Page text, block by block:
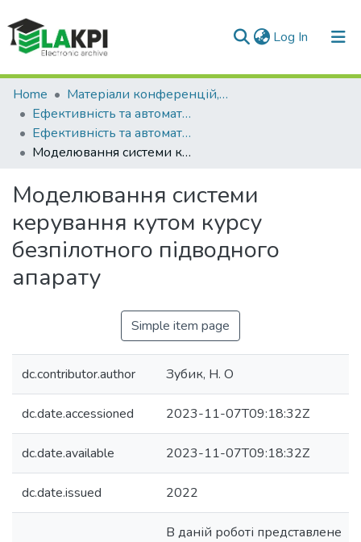
Log In (current)
Communities & Collections
All of DSpace
Statistics
Home
Матеріали конференцій, семінарів і т.п.
Ефективність та автоматизація інженерних рішень у приладобудуванні
Ефективність та автоматизація інженерних рішень у приладобудуванні (18 ; 2022 ; Київ)
Моделювання системи керування кутом курсу безпілотного підводного апарату
Моделювання системи
керування кутом курсу
безпілотного підводного
апарату
Simple item page
dc.contributor.author Зубик, Н. О
dc.date.accessioned 2023-11-07T09:18:32Z
dc.date.available 2023-11-07T09:18:32Z
dc.date.issued 2022
В даній роботі представлене